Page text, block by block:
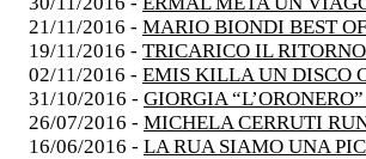
21/11/2016 - MARIO BIONDI BEST
19/11/2016 - TRICARICO IL
02/11/2016 - EMIS KILLA UN DISCO
31/10/2016 - GIORGIA
26/07/2016 - MICHELA CERRUTI
16/06/2016 - LA RUA SIAMO UNA